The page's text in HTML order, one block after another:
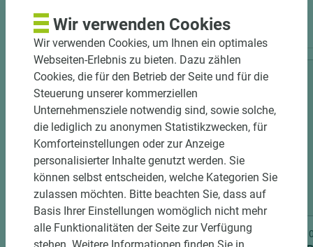
PASSENDES ZUBEHÖR
3 weitere Varianten
Art.-Nr. 06300020232 Art.-Nr.
Wir verwenden Cookies
Wir verwenden Cookies, um Ihnen ein optimales
Webseiten-Erlebnis zu bieten. Dazu zählen
Cookies, die für den Betrieb der Seite und für die
Steuerung unserer kommerziellen
Unternehmensziele notwendig sind, sowie solche,
die lediglich zu anonymen Statistikzwecken, für
Komforteinstellungen oder zur Anzeige
personalisierter Inhalte genutzt werden. Sie
können selbst entscheiden, welche Kategorien Sie
zulassen möchten. Bitte beachten Sie, dass auf
Basis Ihrer Einstellungen womöglich nicht mehr
alle Funktionalitäten der Seite zur Verfügung
stehen. Weitere Informationen finden Sie in